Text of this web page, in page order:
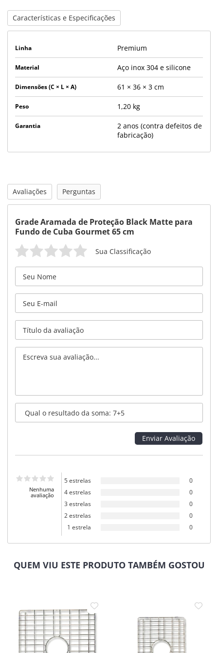
Características e Especificações
Linha Premium
Material Aço inox 304 e silicone
Dimensões (C × L × A) 61 × 36 × 3 cm
Peso 1,20 kg
Garantia
2 anos (contra defeitos de
fabricação)
Avaliações Perguntas
Grade Aramada de Proteção Black Matte para
Fundo de Cuba Gourmet 65 cm
Sua Classificação
Nenhuma
avaliação
5 estrelas
0
4 estrelas
0
3 estrelas
0
2 estrelas
0
1 estrela
0
QUEM VIU ESTE PRODUTO TAMBÉM GOSTOU